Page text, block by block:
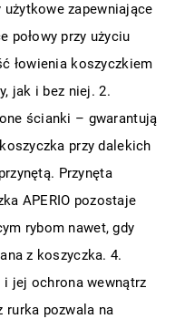
użytkowe zapewniające
połowy przy użyciu
łowienia koszyczkiem
jak i bez niej. 2.
ścianki – gwarantują
przy dalekich
Przynęta
APERIO pozostaje
rybom nawet, gdy
z koszyczka. 4.
i jej ochrona wewnątrz
rurka pozwala na